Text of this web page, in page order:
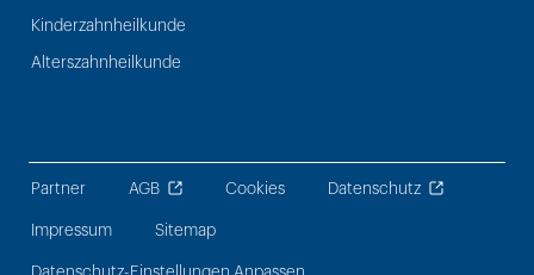
Kinderzahnheilkunde
Alterszahnheilkunde
Partner AGB Cookies Datenschutz
Impressum Sitemap